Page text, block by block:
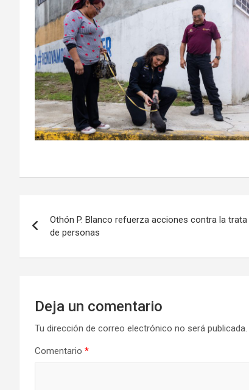
de
entradas
Othón P. Blanco refuerza acciones contra la trata
de personas
Deja un comentario
Tu dirección de correo electrónico no será publicada.
Comentario *